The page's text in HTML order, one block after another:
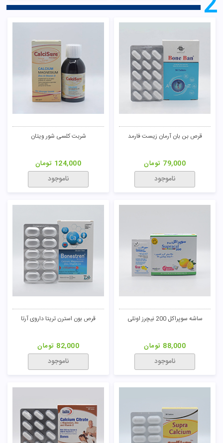
قرص بن بان آرمان زیست فارمد
79,000 تومان
ناموجود
شربت کلسی شور ویتان
124,000 تومان
ناموجود
ساشه سوپراکل 200 نیچرز اونلی
88,000 تومان
ناموجود
قرص بون استرن تریتا داروی آرتا
82,000 تومان
ناموجود